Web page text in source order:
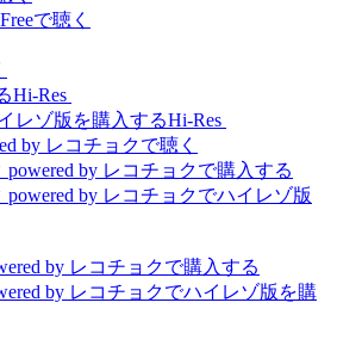
Hi-Res
Hi-Res